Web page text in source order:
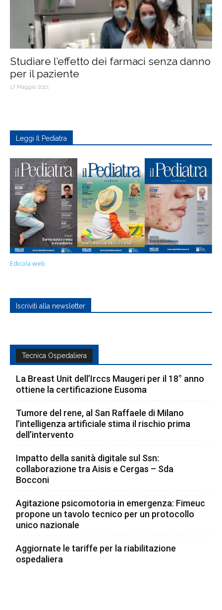
Studiare l’effetto dei farmaci senza danno
per il paziente
17 Maggio 2021
Leggi Il Pediatra
Edicola web
Iscriviti alla newsletter
Tecnica Ospedaliera
La Breast Unit dell’Irccs Maugeri per il 18° anno
ottiene la certificazione Eusoma
Tumore del rene, al San Raffaele di Milano
l’intelligenza artificiale stima il rischio prima
dell’intervento
Impatto della sanità digitale sul Ssn:
collaborazione tra Aisis e Cergas – Sda
Bocconi
Agitazione psicomotoria in emergenza: Fimeuc
propone un tavolo tecnico per un protocollo
unico nazionale
Aggiornate le tariffe per la riabilitazione
ospedaliera